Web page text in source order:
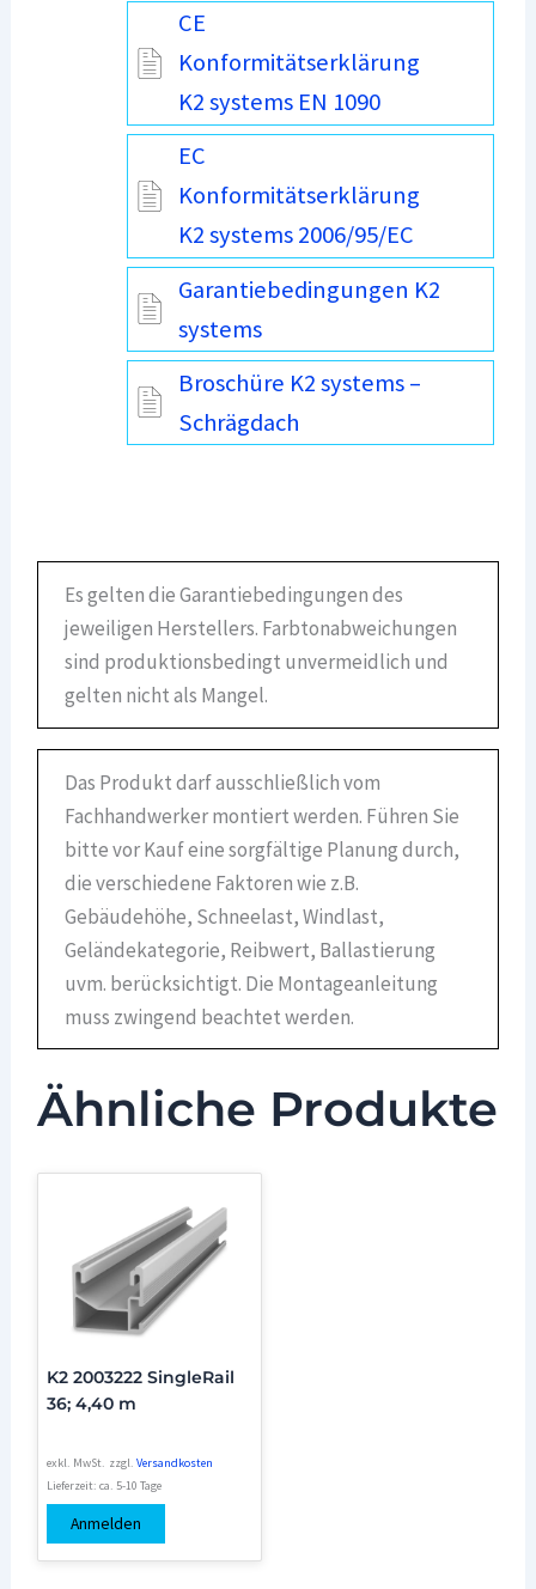
CE
Konformitätserklärung
K2 systems EN 1090
EC
Konformitätserklärung
K2 systems 2006/95/EC
Garantiebedingungen K2
systems
Broschüre K2 systems –
Schrägdach
Es gelten die Garantiebedingungen des
jeweiligen Herstellers. Farbtonabweichungen
sind produktionsbedingt unvermeidlich und
gelten nicht als Mangel.
Das Produkt darf ausschließlich vom
Fachhandwerker montiert werden. Führen Sie
bitte vor Kauf eine sorgfältige Planung durch,
die verschiedene Faktoren wie z.B.
Gebäudehöhe, Schneelast, Windlast,
Geländekategorie, Reibwert, Ballastierung
uvm. berücksichtigt. Die Montageanleitung
muss zwingend beachtet werden.
Ähnliche Produkte
K2 2003222 SingleRail
36; 4,40 m
exkl. MwSt. zzgl.Versandkosten
Lieferzeit:ca. 5-10 Tage
Anmelden